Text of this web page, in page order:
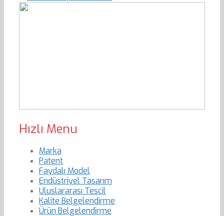
Hızlı Menu
Marka
Patent
Faydalı Model
Endüstriyel Tasarım
Uluslararası Tescil
Kalite Belgelendirme
Ürün Belgelendirme